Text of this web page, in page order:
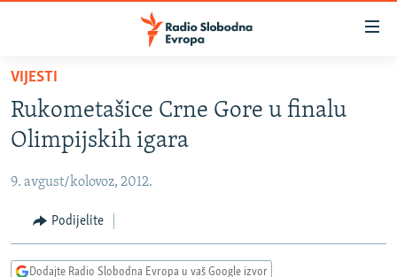
Pređite
glavni
sadržaj
na
navigaciju
Pređite
na
VIJESTI
BOSNA I HERCEGOVINA
KOSOVO
CRNA GORA
VIJESTI
Rukometašice Crne Gore u finalu
Olimpijskih igara
9. avgust/kolovoz, 2012.
Podijelite
Dodajte Radio Slobodna Evropa u vaš Google izvor